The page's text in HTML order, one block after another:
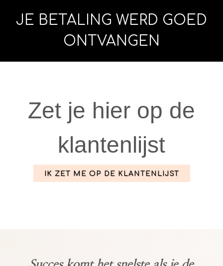
JE BETALING WERD GOED
ONTVANGEN
Zet je hier op de
klantenlijst
IK ZET ME OP DE KLANTENLIJST